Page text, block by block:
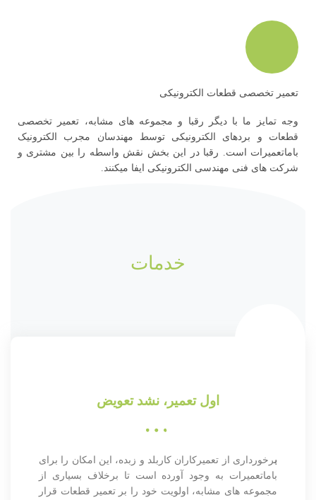
تعمیر تخصصی قطعات الکترونیکی
وجه تمایز ما با دیگر رقبا و مجموعه های مشابه، تعمیر تخصصی
قطعات و بردهای الکترونیکی توسط مهندسان مجرب الکترونیک
باماتعمیرات است. رقبا در این بخش نقش واسطه را بین مشتری و
شرکت های فنی مهندسی الکترونیکی ایفا میکنند.
خدمات
اول تعمیر، نشد تعویض
برخورداری از تعمیرکاران کاربلد و زبده، این امکان را برای
باماتعمیرات به وجود آورده است تا برخلاف بسیاری از
مجموعه های مشابه، اولویت خود را بر تعمیر قطعات قرار